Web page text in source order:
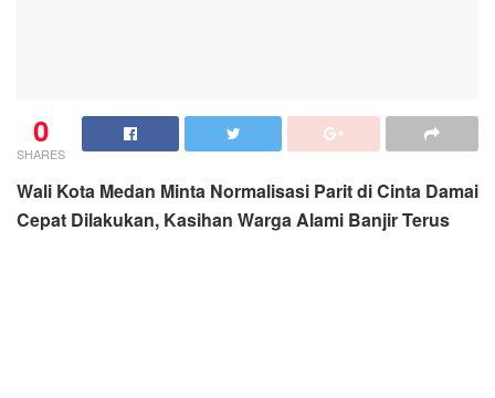
0
SHARES
Wali Kota Medan Minta Normalisasi Parit di Cinta Damai
Cepat Dilakukan, Kasihan Warga Alami Banjir Terus